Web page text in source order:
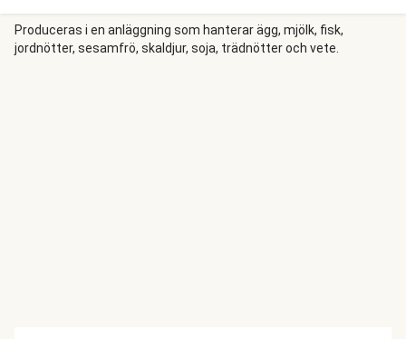
med krispiga tortillachips, spicy jalapeno och en krämig
srirachadressing.
Produceras i en anläggning som hanterar ägg, mjölk, fisk,
jordnötter, sesamfrö, skaldjur, soja, trädnötter och vete.